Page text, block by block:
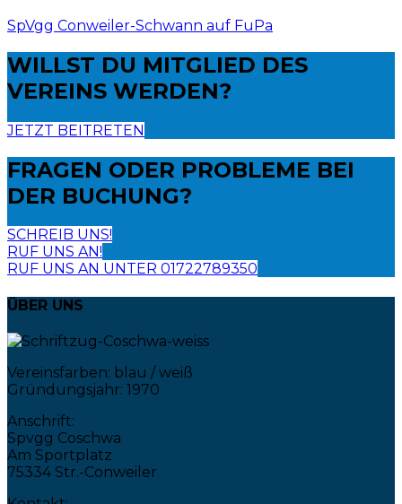
SpVgg Conweiler-Schwann auf FuPa
WILLST DU MITGLIED DES
VEREINS WERDEN?
JETZT BEITRETEN
FRAGEN ODER PROBLEME BEI
DER BUCHUNG?
SCHREIB UNS!
RUF UNS AN!
RUF UNS AN UNTER 01722789350
ÜBER UNS
Vereinsfarben: blau / weiß
Gründungsjahr: 1970
Anschrift:
Spvgg Coschwa
Am Sportplatz
75334 Str.-Conweiler